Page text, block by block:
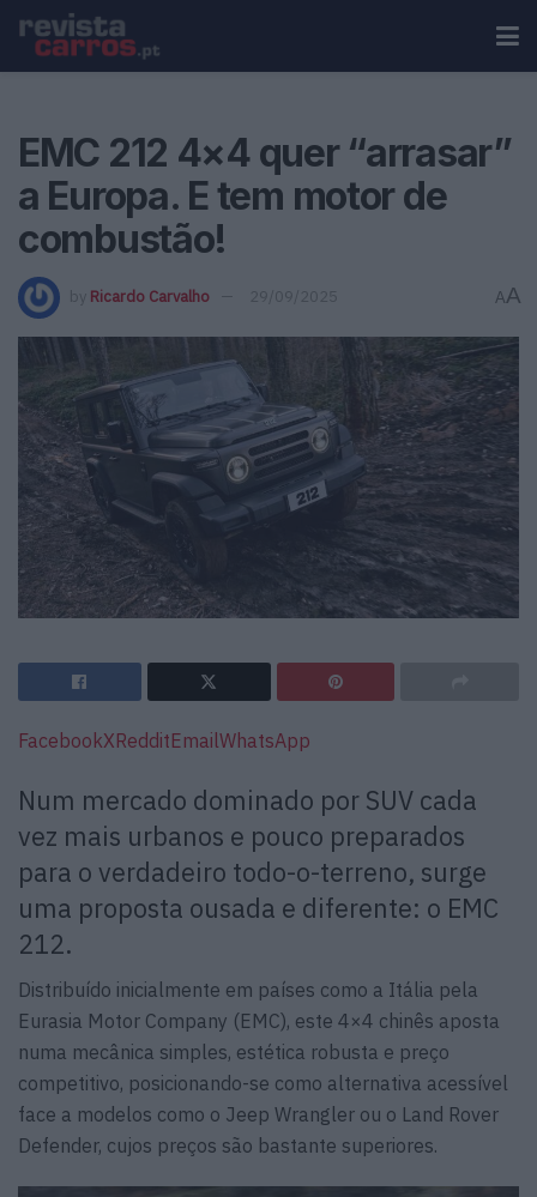
EMC 212 4×4 quer “arrasar”
a Europa. E tem motor de
combustão!
by Ricardo Carvalho 29/09/2025 AA
FacebookXRedditEmailWhatsApp
Num mercado dominado por SUV cada
vez mais urbanos e pouco preparados
para o verdadeiro todo-o-terreno, surge
uma proposta ousada e diferente: o EMC
212.
Distribuído inicialmente em países como a Itália pela
Eurasia Motor Company (EMC), este 4×4 chinês aposta
numa mecânica simples, estética robusta e preço
competitivo, posicionando-se como alternativa acessível
face a modelos como o Jeep Wrangler ou o Land Rover
Defender, cujos preços são bastante superiores.